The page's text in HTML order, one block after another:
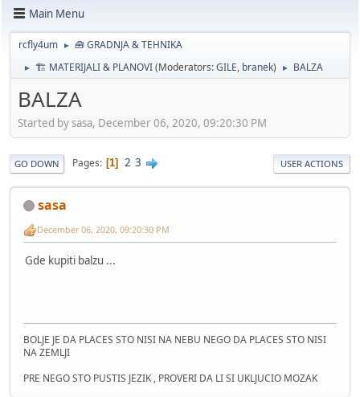
Main Menu
rcfly4um ► 🧰 GRADNJA & TEHNIKA
► 🏗️ MATERIJALI & PLANOVI(Moderators:GILE, branek) ► BALZA
BALZA
Started by sasa, December 06, 2020, 09:20:30 PM
GO DOWN Pages 1 2 3 USER ACTIONS
sasa
December 06, 2020, 09:20:30 PM
Gde kupiti balzu ...
BOLJE JE DA PLACES STO NISI NA NEBU NEGO DA PLACES STO NISI
NA ZEMLJI
PRE NEGO STO PUSTIS JEZIK , PROVERI DA LI SI UKLJUCIO MOZAK